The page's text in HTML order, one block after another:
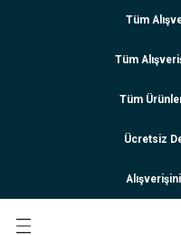
Tüm
Tüm
Tüm
Ücretsiz